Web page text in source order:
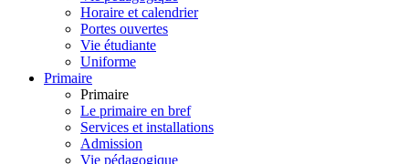
Horaire et calendrier
Portes ouvertes
Vie étudiante
Uniforme
Primaire
Primaire
Le primaire en bref
Services et installations
Admission
Vie pédagogique